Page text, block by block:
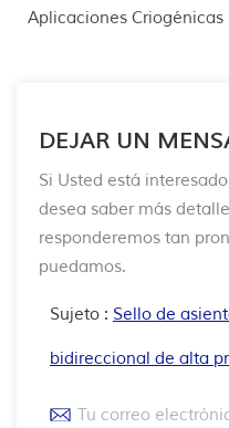
Aplicaciones Criogénicas
DEJAR UN
Si Usted está
desea saber más
responderemos tan
puedamos.
Sujeto : Sello de
bidireccional de alta